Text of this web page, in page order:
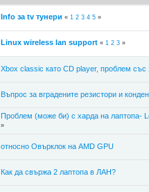
Info за tv тунери « 1 2 3 4 5»
Linux wireless lan support « 1 2 3»
Xbox classic като CD player, проблем със
Въпрос за вградените резистори и
Проблем (може би) с харда на лаптопа-
»
относно Овърклок на AMD GPU
Как да свържа 2 лаптопа в ЛАН?